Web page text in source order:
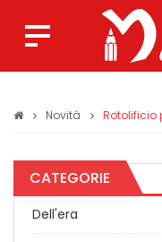
Novità Rotolificio
CATEGORIE
Dell'era